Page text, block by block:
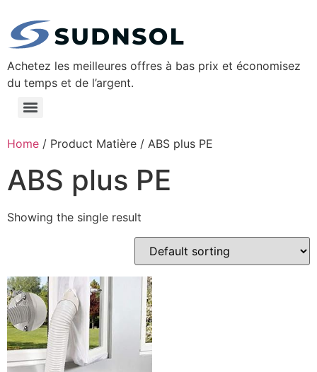
Achetez les meilleures offres à bas prix et économisez
du temps et de l’argent.
Home / Product Matière / ‎ABS plus PE
‎ABS plus PE
Showing the single result